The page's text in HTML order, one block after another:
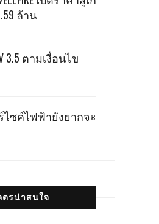
ล้าน
3.5 ตามเงื่อนไข
ไซค์ไฟฟ้ายังยากจะ
ตรน่าสนใจ